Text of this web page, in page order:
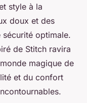
style à la
doux et des
sécurité optimale.
de Stitch ravira
magique de
et du confort